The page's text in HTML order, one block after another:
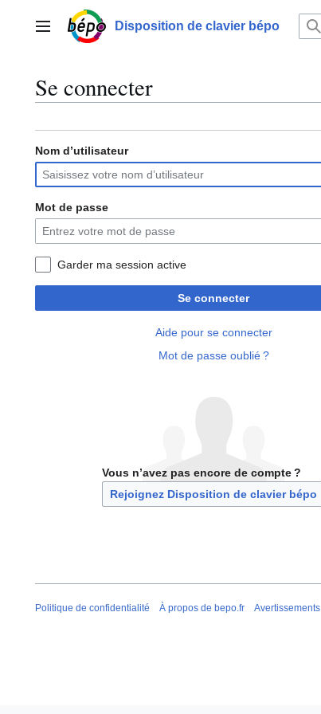
contenuMenu principalDisposition de clavier bépo
Se connecter
Nom d’utilisateur
Mot de passe
Garder ma session active
Se connecter
Aide pour se connecter
Mot de passe oublié ?
Vous n’avez pas encore de compte ?
Rejoignez Disposition de clavier bépo
Politique de confidentialité À propos de bepo.fr Avertissements